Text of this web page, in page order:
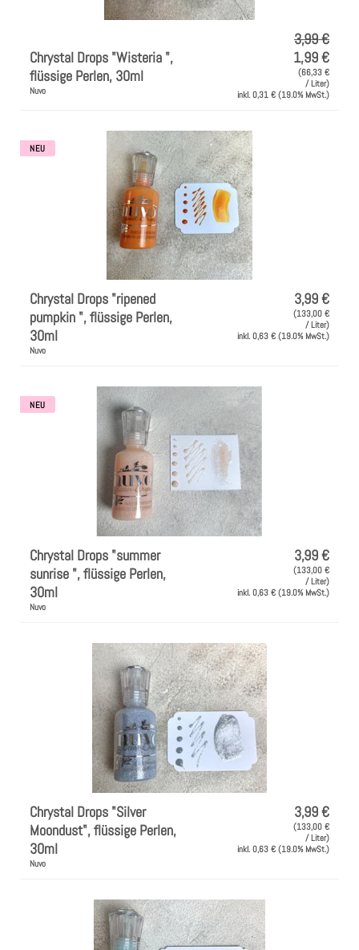
3,99 €
Chrystal Drops "Wisteria ",
flüssige Perlen, 30ml
Nuvo
1,99 €
(66,33 €
/ Liter)
inkl. 0,31 € (19.0% MwSt.)
NEU
Chrystal Drops "ripened
pumpkin ", flüssige Perlen,
30ml
Nuvo
3,99 €
(133,00 €
/ Liter)
inkl. 0,63 € (19.0% MwSt.)
NEU
Chrystal Drops "summer
sunrise ", flüssige Perlen,
30ml
Nuvo
3,99 €
(133,00 €
/ Liter)
inkl. 0,63 € (19.0% MwSt.)
Chrystal Drops "Silver
Moondust", flüssige Perlen,
30ml
Nuvo
3,99 €
(133,00 €
/ Liter)
inkl. 0,63 € (19.0% MwSt.)